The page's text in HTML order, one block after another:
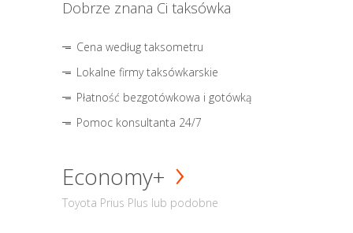
Dobrze znana Ci taksówka
Cena według taksometru
Lokalne firmy taksówkarskie
Płatność bezgotówkowa i gotówką
Pomoc konsultanta 24/7
Economy+
Toyota Prius Plus lub podobne